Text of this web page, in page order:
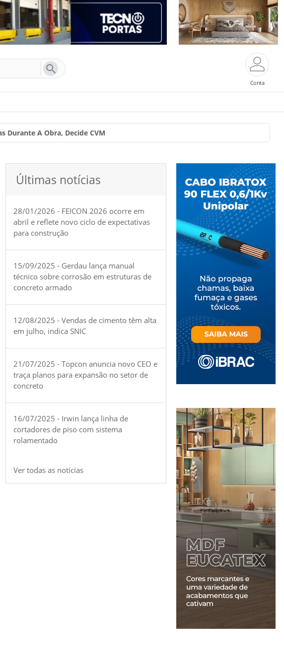
Conta
Durante A Obra, Decide CVM
Últimas notícias
28/01/2026 - FEICON 2026 ocorre em
abril e reflete novo ciclo de expectativas
para construção
15/09/2025 - Gerdau lança manual
técnico sobre corrosão em estruturas de
concreto armado
12/08/2025 - Vendas de cimento têm alta
em julho, indica SNIC
21/07/2025 - Topcon anuncia novo CEO e
traça planos para expansão no setor de
concreto
16/07/2025 - Irwin lança linha de
cortadores de piso com sistema
rolamentado
Ver todas as notícias